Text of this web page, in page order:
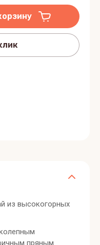
из высокогорных
пряным